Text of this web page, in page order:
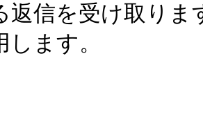
返信を受け取り
ます。